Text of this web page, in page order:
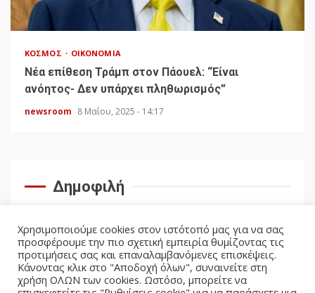
ΚΌΣΜΟΣ ΟΙΚΟΝΟΜΊΑ
Νέα επίθεση Τράμπ στον Πάουελ: “Είναι
ανόητος- Δεν υπάρχει πληθωρισμός”
newsroom 8 Μαΐου, 2025 - 14:17
Δημοφιλή
Χρησιμοποιούμε cookies στον ιστότοπό μας για να σας
προσφέρουμε την πιο σχετική εμπειρία θυμίζοντας τις
προτιμήσεις σας και επαναλαμβανόμενες επισκέψεις.
Κάνοντας κλικ στο "Αποδοχή όλων", συναινείτε στη
χρήση ΟΛΩΝ των cookies. Ωστόσο, μπορείτε να